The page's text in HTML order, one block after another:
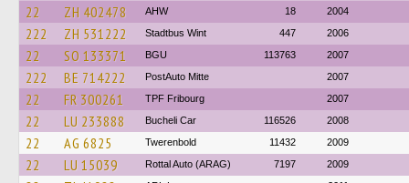
22 ZH 402478 AHW 18 2004
222 ZH 531222 Stadtbus Wint 447 2006
22 SO 133371 BGU 113763 2007
222 BE 714222 PostAuto Mitte 2007
22 FR 300261 TPF Fribourg 2007
22 LU 233888 Bucheli Car 116526 2008
22 AG 6825 Twerenbold 11432 2009
22 LU 15039 Rottal Auto (ARAG) 7197 2009